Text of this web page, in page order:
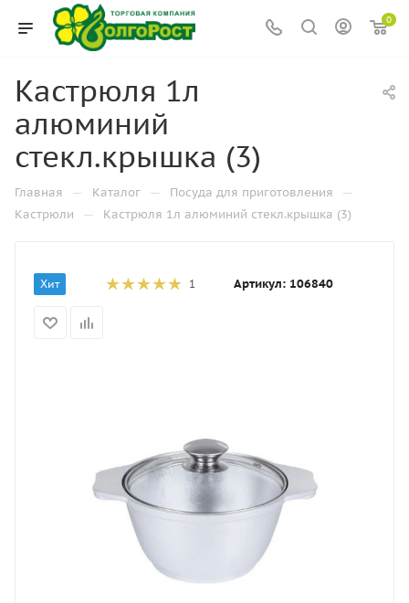
0
Кастрюля 1л
алюминий
стекл.крышка (3)
Главная — Каталог — Посуда для приготовления —
Кастрюли — Кастрюля 1л алюминий стекл.крышка (3)
Хит 1 Артикул: 106840